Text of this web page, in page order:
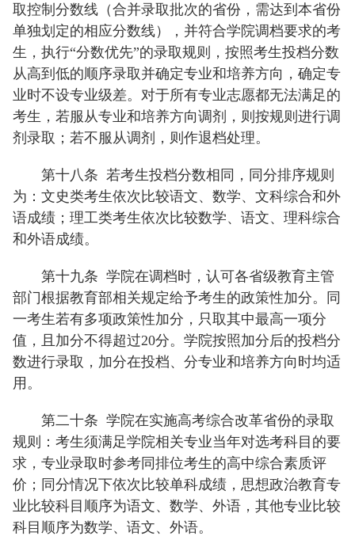
取控制分数线（合并录取批次的省份，需达到本省份
单独划定的相应分数线），并符合学院调档要求的考
生，执行“分数优先”的录取规则，按照考生投档分数
从高到低的顺序录取并确定专业和培养方向，确定专
业时不设专业级差。对于所有专业志愿都无法满足的
考生，若服从专业和培养方向调剂，则按规则进行调
剂录取；若不服从调剂，则作退档处理。
第十八条 若考生投档分数相同，同分排序规则
为：文史类考生依次比较语文、数学、文科综合和外
语成绩；理工类考生依次比较数学、语文、理科综合
和外语成绩。
第十九条 学院在调档时，认可各省级教育主管
部门根据教育部相关规定给予考生的政策性加分。同
一考生若有多项政策性加分，只取其中最高一项分
值，且加分不得超过20分。学院按照加分后的投档分
数进行录取，加分在投档、分专业和培养方向时均适
用。
第二十条 学院在实施高考综合改革省份的录取
规则：考生须满足学院相关专业当年对选考科目的要
求，专业录取时参考同排位考生的高中综合素质评
价；同分情况下依次比较单科成绩，思想政治教育专
业比较科目顺序为语文、数学、外语，其他专业比较
科目顺序为数学、语文、外语。